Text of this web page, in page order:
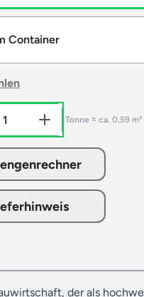
Container
Tonne ≈ ca. 0,59 m³
der als